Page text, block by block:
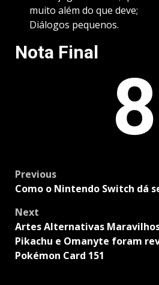
muito além do que deve;
Diálogos pequenos.
Nota Final
8
Post
navigation
Previous
Como o Nintendo Switch dá
Next
Artes Alternativas
Pikachu e Omanyte foram
Pokémon Card 151